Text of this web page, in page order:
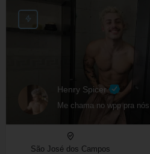
Henry Spicer
Me chama no wpp pra nós
São José dos Campos